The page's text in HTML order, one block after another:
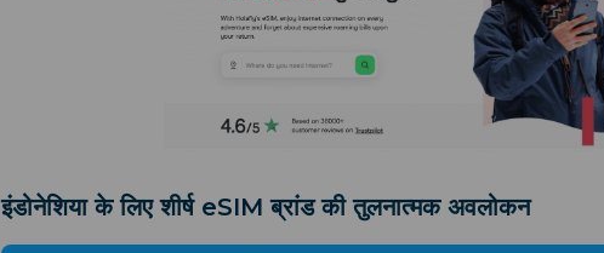
इंडोनेशिया के लिए शीर्ष eSIM ब्रांड की तुलनात्मक अवलोकन